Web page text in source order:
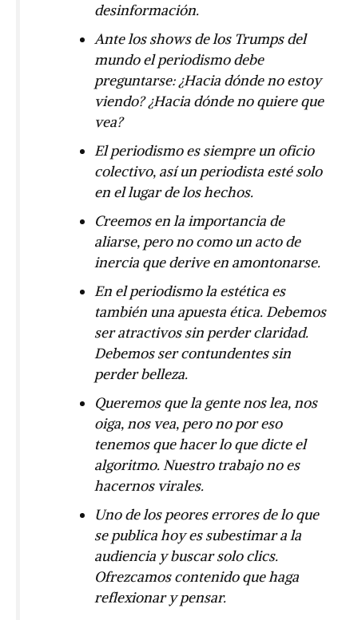
desinformación.
Ante los shows de los Trumps del
mundo el periodismo debe
preguntarse: ¿Hacia dónde no estoy
viendo? ¿Hacia dónde no quiere que
vea?
El periodismo es siempre un oficio
colectivo, así un periodista esté solo
en el lugar de los hechos.
Creemos en la importancia de
aliarse, pero no como un acto de
inercia que derive en amontonarse.
En el periodismo la estética es
también una apuesta ética. Debemos
ser atractivos sin perder claridad.
Debemos ser contundentes sin
perder belleza.
Queremos que la gente nos lea, nos
oiga, nos vea, pero no por eso
tenemos que hacer lo que dicte el
algoritmo. Nuestro trabajo no es
hacernos virales.
Uno de los peores errores de lo que
se publica hoy es subestimar a la
audiencia y buscar solo clics.
Ofrezcamos contenido que haga
reflexionar y pensar.